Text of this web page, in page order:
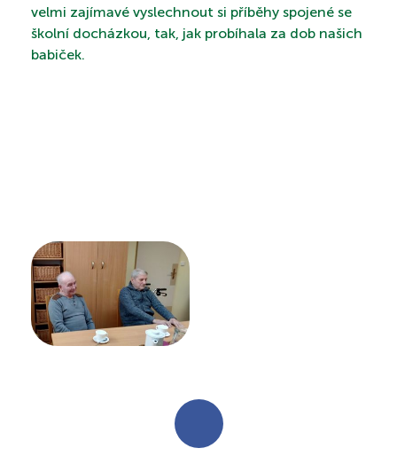
VYHLEDÁVÁNÍ
velmi zajímavé vyslechnout si příběhy spojené se
školní docházkou, tak, jak probíhala za dob našich
babiček.